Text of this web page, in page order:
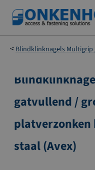
Ga
naar
de
inhoud
Blindklinknagels
Ga
het
einde
van
de
afbeeldingen-
gatvullend /
staal (Avex)